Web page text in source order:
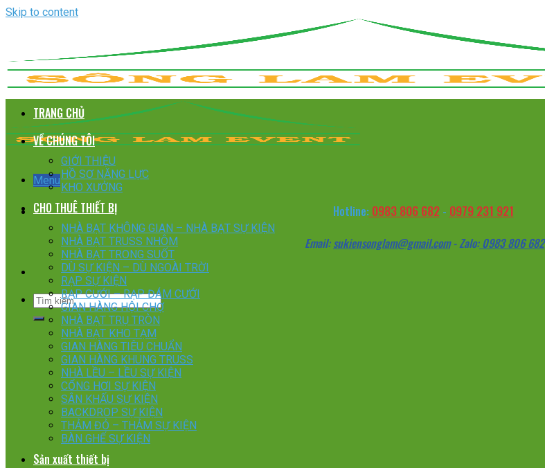
Skip to content
Menu
Hotline:0983 806 682- 0979 231 921
Email:sukiensonglam@gmail.com- Zalo:0983 806 682
TRANG CHỦ
VỀ CHÚNG TÔI
GIỚI THIỆU
HỒ SƠ NĂNG LỰC
KHO XƯỞNG
CHO THUÊ THIẾT BỊ
NHÀ BẠT KHÔNG GIAN – NHÀ BẠT SỰ KIỆN
NHÀ BẠT TRUSS NHÔM
NHÀ BẠT TRONG SUỐT
DÙ SỰ KIỆN – DÙ NGOÀI TRỜI
RẠP SỰ KIỆN
RẠP CƯỚI – RẠP ĐÁM CƯỚI
GIAN HÀNG HỘI CHỢ
NHÀ BẠT TRỤ TRÒN
NHÀ BẠT KHO TẠM
GIAN HÀNG TIÊU CHUẨN
GIAN HÀNG KHUNG TRUSS
NHÀ LỀU – LỀU SỰ KIỆN
CỔNG HƠI SỰ KIỆN
SÂN KHẤU SỰ KIỆN
BACKDROP SỰ KIỆN
THẢM ĐỎ – THẢM SỰ KIỆN
BÀN GHẾ SỰ KIỆN
Sản xuất thiết bị